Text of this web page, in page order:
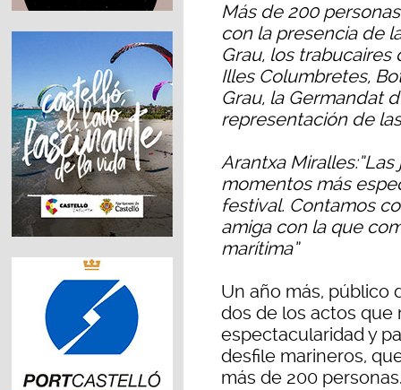
Más de 200
con la presencia de
Grau, los trabucaires
Illes Columbretes,
Grau, la Germandat
representación de
Arantxa
momentos más
festival. Contamos
amiga con la que
marítima”
Un año más, público
dos de los actos que
espectacularidad y
desfile marineros,
más de 200